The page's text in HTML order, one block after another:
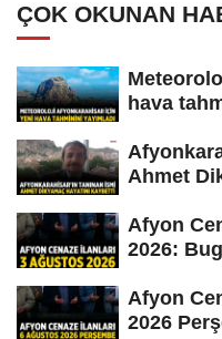
ÇOK OKUNAN
hava
Ahmet
Afyon
2026:
Afyon
2026